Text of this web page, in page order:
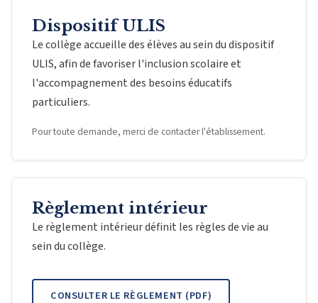
Dispositif ULIS
Le collège accueille des élèves au sein du dispositif
ULIS, afin de favoriser l'inclusion scolaire et
l'accompagnement des besoins éducatifs
particuliers.
Pour toute demande, merci de contacter l'établissement.
Règlement intérieur
Le règlement intérieur définit les règles de vie au
sein du collège.
CONSULTER LE RÈGLEMENT (PDF)